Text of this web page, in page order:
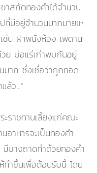
าสกัดทองคำได้จำนวน
ที่มีอยู่จำนวนมากมายเห
ช่น ฝาพนังห้อง เพดาน
ย บ่อแร่เก่าพบกันอยู่
มาก ซึ่งเชื่อว่าถูกทอด
ล้ว...”
ะราชทานเลี้ยงแก่คณะ
าหารจะเป็นทองคำ
มีบางถาดทำด้วยทองคำ
ทำขึ้นเพื่อต้อนรับนี้ โดย